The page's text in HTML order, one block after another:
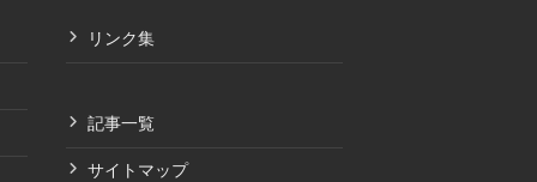
リンク集
記事一覧
サイトマップ